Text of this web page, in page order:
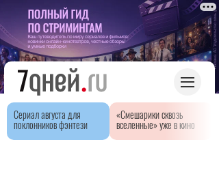
Сериал августа для
поклонников фэнтези
«Смешарики сквозь
вселенные» уже в кино